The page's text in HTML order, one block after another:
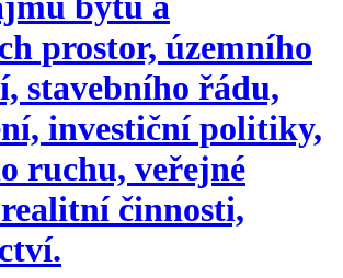
prostor, územního
stavebního řádu,
investiční politiky,
ruchu, veřejné
činnosti,